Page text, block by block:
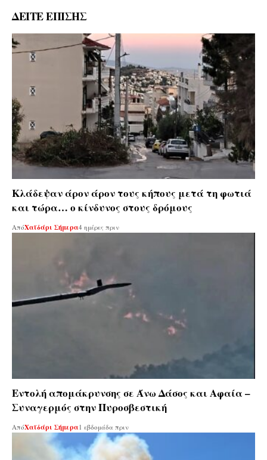
ΔΕΙΤΕ ΕΠΙΣΗΣ
Κλάδεψαν άρον άρον τους κήπους μετά τη φωτιά
και τώρα… ο κίνδυνος στους δρόμους
ΑπόΧαϊδάρι Σήμερα4 ημέρες πριν
Εντολή απομάκρυνσης σε Άνω Δάσος και Αφαία –
Συναγερμός στην Πυροσβεστική
ΑπόΧαϊδάρι Σήμερα1 εβδομάδα πριν